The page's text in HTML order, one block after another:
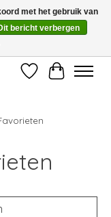
60.67.34 ofciba@skynet.be
Verlanglijst
met het gebruik van
bericht verbergen